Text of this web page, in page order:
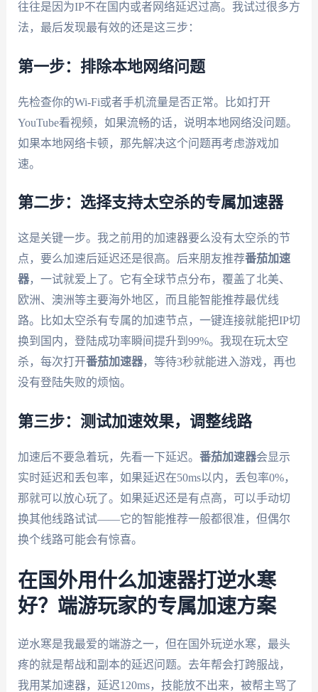
往往是因为IP不在国内或者网络延迟过高。我试过很多方
法，最后发现最有效的还是这三步：
第一步：排除本地网络问题
先检查你的Wi-Fi或者手机流量是否正常。比如打开
YouTube看视频，如果流畅的话，说明本地网络没问题。
如果本地网络卡顿，那先解决这个问题再考虑游戏加
速。
第二步：选择支持太空杀的专属加速器
这是关键一步。我之前用的加速器要么没有太空杀的节
点，要么加速后延迟还是很高。后来朋友推荐番茄加速
器，一试就爱上了。它有全球节点分布，覆盖了北美、
欧洲、澳洲等主要海外地区，而且能智能推荐最优线
路。比如太空杀有专属的加速节点，一键连接就能把IP切
换到国内，登陆成功率瞬间提升到99%。我现在玩太空
杀，每次打开番茄加速器，等待3秒就能进入游戏，再也
没有登陆失败的烦恼。
第三步：测试加速效果，调整线路
加速后不要急着玩，先看一下延迟。 番茄加速器会显示
实时延迟和丢包率，如果延迟在50ms以内，丢包率0%，
那就可以放心玩了。如果延迟还是有点高，可以手动切
换其他线路试试——它的智能推荐一般都很准，但偶尔
换个线路可能会有惊喜。
在国外用什么加速器打逆水寒
好？端游玩家的专属加速方案
逆水寒是我最爱的端游之一，但在国外玩逆水寒，最头
疼的就是帮战和副本的延迟问题。去年帮会打跨服战，
我用某加速器，延迟120ms，技能放不出来，被帮主骂了